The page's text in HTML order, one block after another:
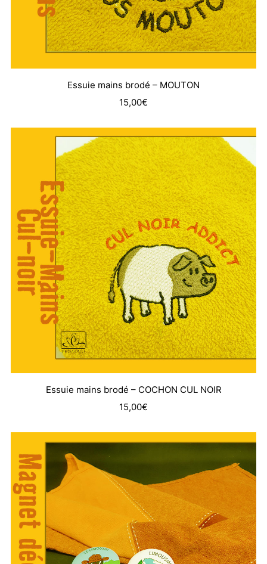
Essuie mains brodé – MOUTON
15,00€
Essuie mains brodé – COCHON CUL NOIR
15,00€